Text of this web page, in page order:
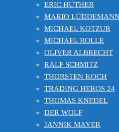
ERIC HÜTHER
MARIO
MICHAEL KOTZUR
MICHAEL ROLLE
OLIVER ALBRECHT
RALF SCHMITZ
THORSTEN KOCH
TRADING HEROS 24
THOMAS KNEDEL
DER WOLF
JANNIK MAYER